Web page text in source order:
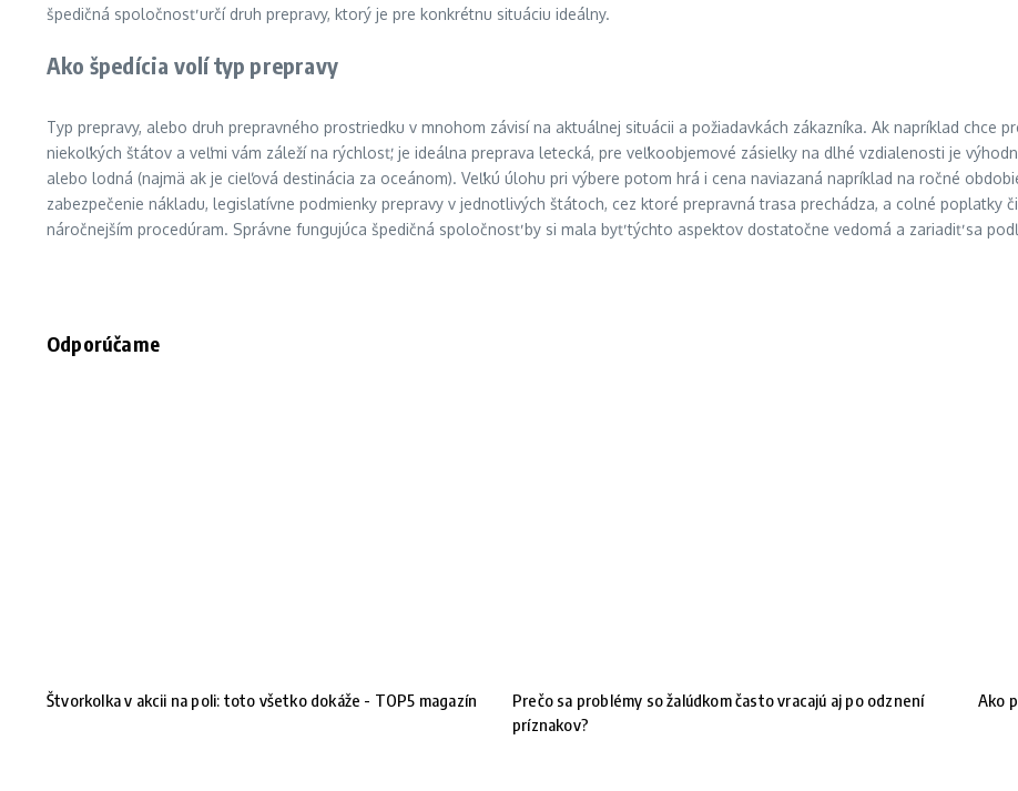
špedičná spoločnosť určí druh prepravy, ktorý je pre konkrétnu situáciu ideálny.
Ako špedícia volí typ prepravy
Typ prepravy, alebo druh prepravného prostriedku v mnohom závisí na aktuálnej situácii a požiadavkách zákazníka. Ak napríklad chce
niekoľkých štátov a veľmi vám záleží na rýchlosť, je ideálna preprava letecká, pre veľkoobjemové zásielky na dlhé vzdialenosti je
alebo lodná (najmä ak je cieľová destinácia za oceánom). Veľkú úlohu pri výbere potom hrá i cena naviazaná napríklad na ročné
zabezpečenie nákladu, legislatívne podmienky prepravy v jednotlivých štátoch, cez ktoré prepravná trasa prechádza, a colné poplatky
náročnejším procedúram. Správne fungujúca špedičná spoločnosť by si mala byť týchto aspektov dostatočne vedomá a zariadiť sa
Odporúčame
Štvorkolka v akcii na poli: toto všetko dokáže - TOP5 magazín
Prečo sa problémy so žalúdkom často vracajú aj po odznení
príznakov?
Ako